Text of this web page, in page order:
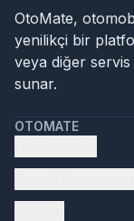
OtoMate,
yenilikçi bir
veya diğer
sunar.
OTOMATE